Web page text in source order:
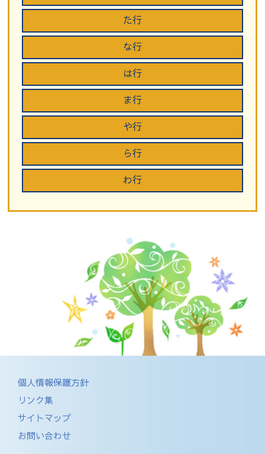
た行
な行
は行
ま行
や行
ら行
わ行
個人情報保護方針
リンク集
サイトマップ
お問い合わせ